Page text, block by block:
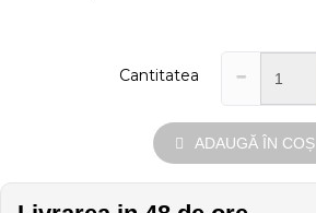
Cantitatea -
ADAUGĂ ÎN COȘ